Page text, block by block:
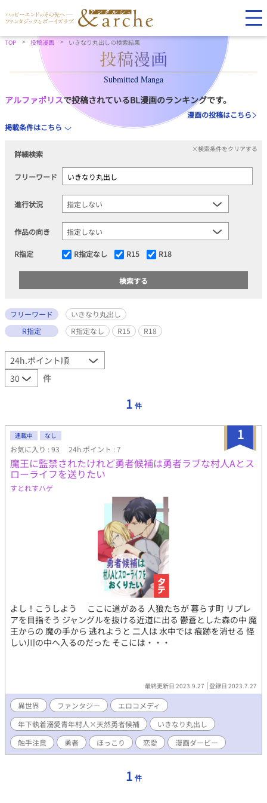
TOP 投稿漫画 いきなり丸出しの検索結果
Submitted Manga
アルファポリスで投稿されているBL漫画のランキングです。
漫画の投稿はこちら
掲載条件はこちら
詳細検索
×検索条件をクリアする
フリーワード
進行状況
作品の向き
R指定 R指定なし R15 R18
フリーワード
いきなり丸出し
R指定
R指定なし R15 R18
件
1 件
1
連載中 なし
お気に入り : 93 24h.ポイント : 7
魔王に監禁されたけれど勇者候補は勇者ラブな村人Aとス
ローライフを送りたい
すとれすハゲ
よし！こうしよう ここに道がある 人狼たちが 暮らす町 リプレ
アを目指そう ジャングルを抜ける近道に出る 鬱蒼とした森の中 魔
王からの 魔の手から 逃れようと 二人は 水中では 痕跡を消せる 怪
しい川の中へ入るのだった そこには・・・
最終更新日 2023.9.27 登録日 2023.7.27
異世界 ファンタジー
エロコメディ
年下執着溺愛青年村人×天然勇者候補
いきなり丸出し
触手注意
勇者 ほっこり 恋愛 漫画ダービー
1 件